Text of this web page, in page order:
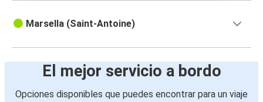
Marsella (Saint-Antoine)
El mejor servicio a bordo
Opciones disponibles que puedes encontrar para un viaje